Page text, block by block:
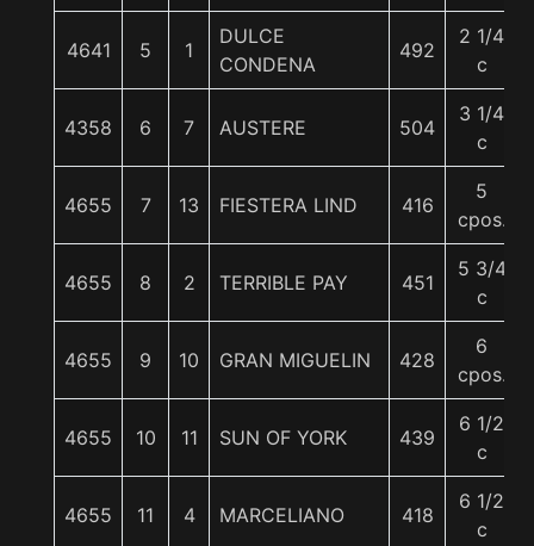
4641 5 1
DULCE
CONDENA
492
2 1/4
c
4358 6 7 AUSTERE 504
3 1/4
c
4655 7 13 FIESTERA LIND 416
5
cpos.
4655 8 2 TERRIBLE PAY 451
5 3/4
c
4655 9 10 GRAN MIGUELIN 428
6
cpos.
4655 10 11 SUN OF YORK 439
6 1/2
c
4655 11 4 MARCELIANO 418
6 1/2
c